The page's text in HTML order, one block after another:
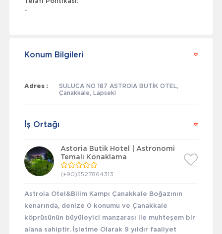
Telafi Politikası:
-
Konum Bilgileri
Adres :
SULUCA NO 187 ASTROİA BUTİK OTEL,
Çanakkale, Lapseki
İş Ortağı
Astoria Butik Hotel | Astronomi
Temalı Konaklama
(+90)5527864313
Astroia Otel&Bilim Kampı Çanakkale Boğazının
kenarında, denize 0 konumu ve Çanakkale
köprüsünün büyüleyici manzarası ile muhteşem bir
alana sahiptir. İşletme Olarak 9 yıldır faaliyet